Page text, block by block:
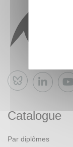
Bluesky
Catalogue
Par diplômes